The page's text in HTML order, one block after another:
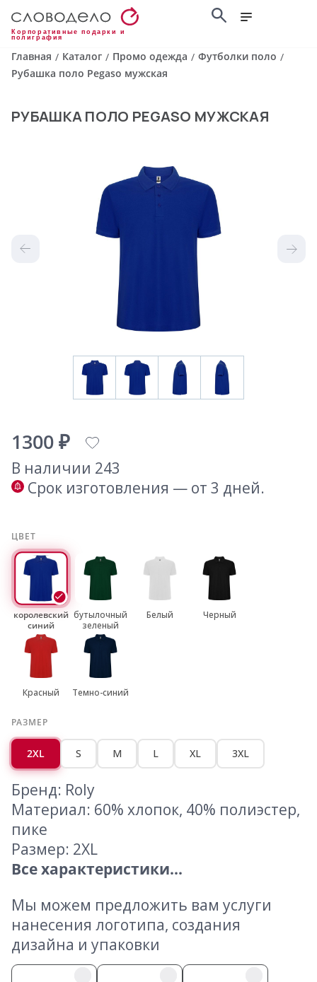
Корпоративные подарки и
полиграфия
Главная / Каталог / Промо одежда / Футболки поло /
Рубашка поло Pegaso мужская
РУБАШКА ПОЛО PEGASO МУЖСКАЯ
1300 ₽
В наличии 243
Срок изготовления — от 3 дней.
ЦВЕТ
королевский
синий
бутылочный
зеленый
Белый Черный
Красный Темно-синий
РАЗМЕР
2XL S M L XL 3XL
Бренд: Roly
Материал: 60% хлопок, 40% полиэстер,
пике
Размер: 2XL
Все характеристики...
Мы можем предложить вам услуги
нанесения логотипа, создания
дизайна и упаковки